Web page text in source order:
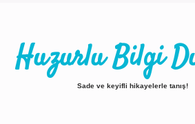
Huzurlu Bilgi
Sade ve keyifli hikayelerle tanış!